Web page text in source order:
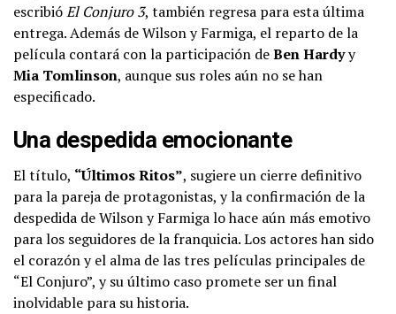
escribióEl Conjuro 3, también regresa para esta última
entrega. Además de Wilson y Farmiga, el reparto de la
película contará con la participación deBen Hardyy
Mia Tomlinson, aunque sus roles aún no se han
especificado.
Una despedida emocionante
El título, “Últimos Ritos”, sugiere un cierre definitivo
para la pareja de protagonistas, y la confirmación de la
despedida de Wilson y Farmiga lo hace aún más emotivo
para los seguidores de la franquicia. Los actores han sido
el corazón y el alma de las tres películas principales de
“El Conjuro”, y su último caso promete ser un final
inolvidable para su historia.